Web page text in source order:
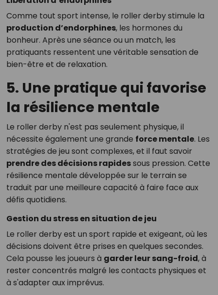
Comme tout sport intense, le roller derby stimule la
production d’endorphines, les hormones du
bonheur. Après une séance ou un match, les
pratiquants ressentent une véritable sensation de
bien-être et de relaxation.
5. Une pratique qui favorise
la résilience mentale
Le roller derby n'est pas seulement physique, il
nécessite également une grande force mentale. Les
stratégies de jeu sont complexes, et il faut savoir
prendre des décisions rapidessous pression. Cette
résilience mentale développée sur le terrain se
traduit par une meilleure capacité à faire face aux
défis quotidiens.
Gestion du stress en situation de jeu
Le roller derby est un sport rapide et exigeant, où les
décisions doivent être prises en quelques secondes.
Cela pousse les joueurs à garder leur sang-froid, à
rester concentrés malgré les contacts physiques et
à s'adapter aux imprévus.